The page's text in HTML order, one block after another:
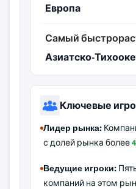
Европа
Самый
Азиатско-
Ключевые
Лидер рынка:
с долей рынка более
Ведущие игроки:
компаний на этом